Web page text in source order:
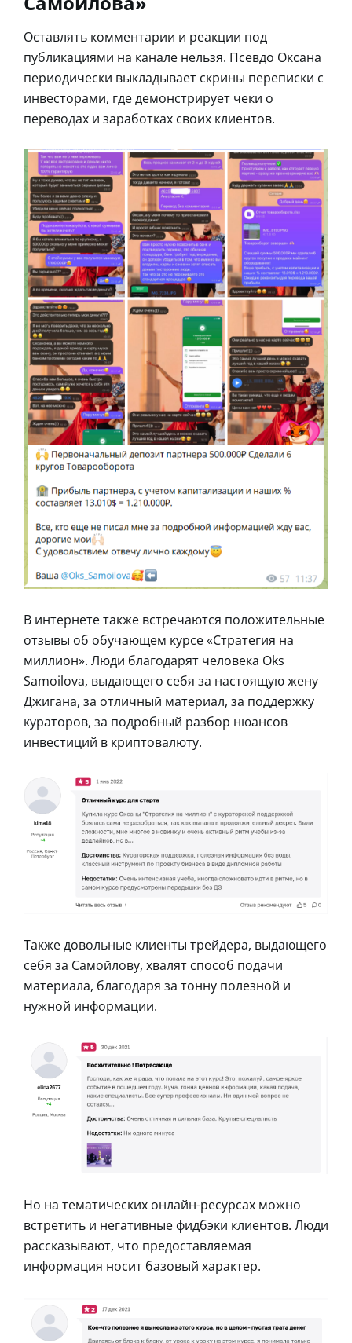
Оставлять комментарии и реакции под
публикациями на канале нельзя. Псевдо Оксана
периодически выкладывает скрины переписки с
инвесторами, где демонстрирует чеки о
переводах и заработках своих клиентов.
В интернете также встречаются положительные
отзывы об обучающем курсе «Стратегия на
миллион». Люди благодарят человека Oks
Samoilova, выдающего себя за настоящую жену
Джигана, за отличный материал, за поддержку
кураторов, за подробный разбор нюансов
инвестиций в криптовалюту.
Также довольные клиенты трейдера, выдающего
себя за Самойлову, хвалят способ подачи
материала, благодаря за тонну полезной и
нужной информации.
Но на тематических онлайн-ресурсах можно
встретить и негативные фидбэки клиентов. Люди
рассказывают, что предоставляемая
информация носит базовый характер.